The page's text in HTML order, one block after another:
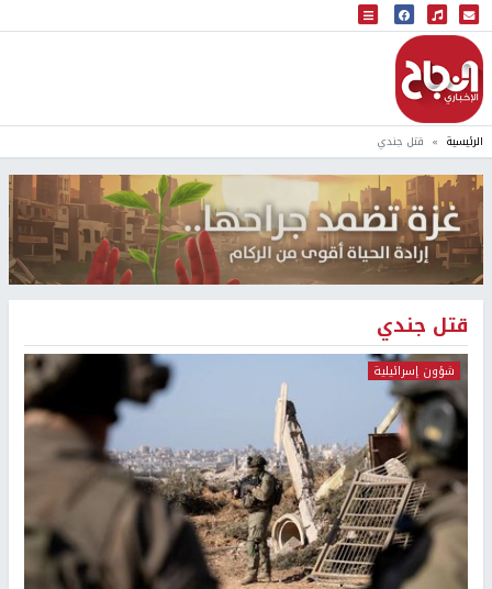
البث المباشر
إذاعة النجاح
الرئيسية قتل جندي
قتل جندي
شؤون إسرائيلية